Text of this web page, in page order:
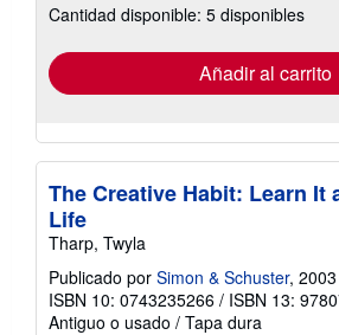
las
tarifas
envío
Cantidad disponible: 5 disponibles
Añadir al carrito
The Creative Habit: Learn It
Life
Tharp, Twyla
Publicado por Simon & Schuster, 2003
ISBN 10: 0743235266 / ISBN 13:
Antiguo o usado / Tapa dura